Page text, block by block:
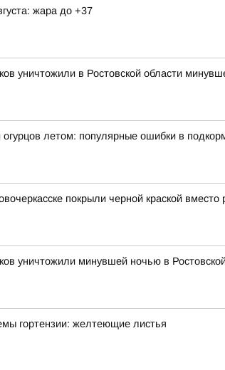
жара до +37
уничтожили в Ростовской области
летом: популярные ошибки в
покрыли черной краской вместо
уничтожили минувшей ночью в
гортензии: желтеющие листья